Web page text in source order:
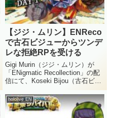
【ジジ・ムリン】ENReco
で古石ビジューからツンデ
レな拒絶RPを受ける
Gigi Murin（ジジ・ムリン）が
「ENigmatic Recollection」の配
信にて、Koseki Bijou（古石ビジ
ュー）からツンデレでエッジの効
いたRPを受ける場面がありまし
た。電話で待たされたビジューが
拗ねてしまい、Go...
hololive EN